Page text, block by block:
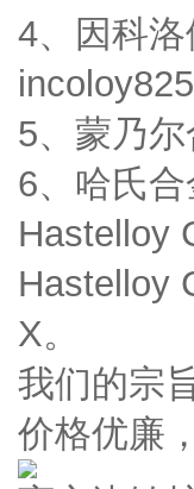
4、因科
5、蒙乃
6、哈氏
Hastelloy
Hastelloy
X。
我们的宗
价格优廉